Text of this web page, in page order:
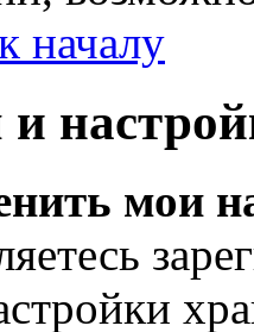
началу
мои